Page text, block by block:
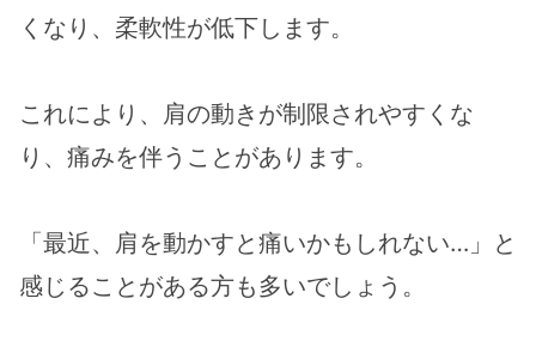
くなり、柔軟性が低下します。
これにより、肩の動きが制限されやすくな
り、痛みを伴うことがあります。
「最近、肩を動かすと痛いかもしれない…」と
感じることがある方も多いでしょう。